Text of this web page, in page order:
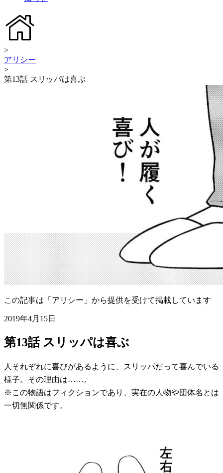
>
アリシー
>
第13話 スリッパは喜ぶ
この記事は「アリシー」から提供を受けて掲載しています
2019年4月15日
第13話 スリッパは喜ぶ
人それぞれに喜びがあるように、スリッパだって喜んでいる
様子。その理由は……。
※この物語はフィクションであり、実在の人物や団体名とは
一切無関係です。